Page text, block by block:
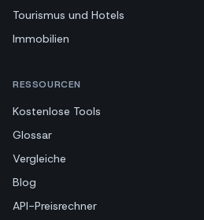
Tourismus und Hotels
Immobilien
RESSOURCEN
Kostenlose Tools
Glossar
Vergleiche
Blog
API-Preisrechner